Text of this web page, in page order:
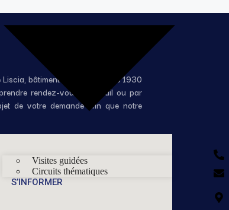
Visites guidées
Circuits thématiques
S’INFORMER
Liscia, bâtiment remarquable de 1930
rendez-vous par mail ou par
de votre demande afin que notre